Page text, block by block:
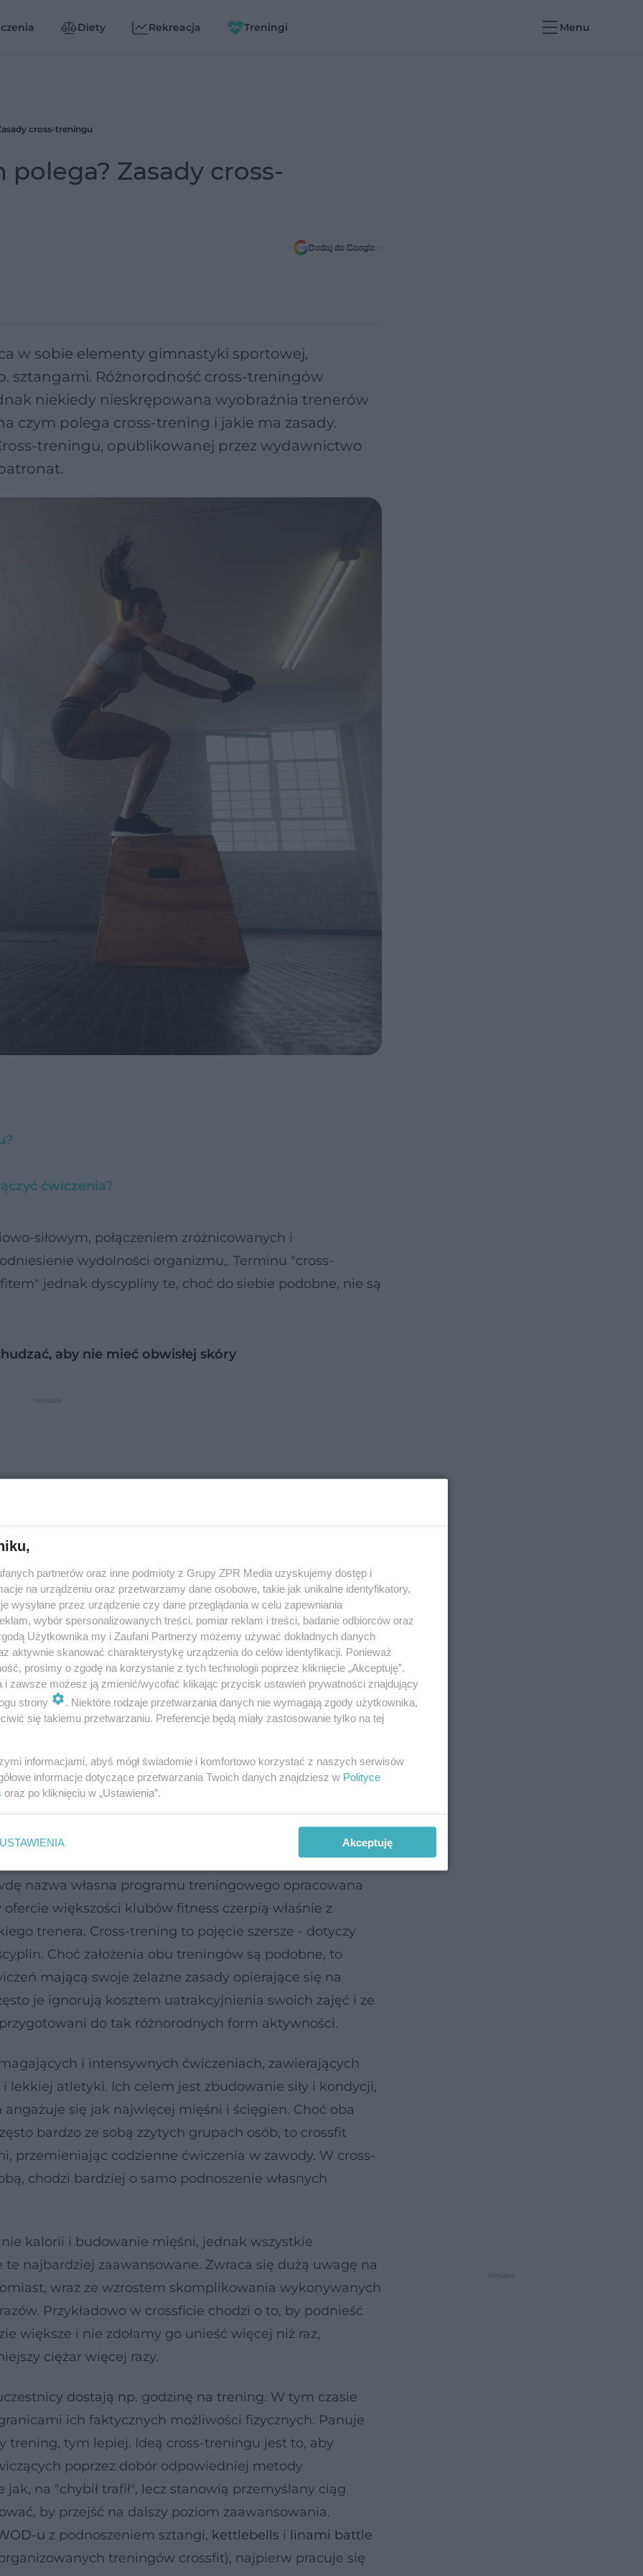
Diety Rekreacja Treningi Menu
cross-treningu
Zasady cross-
Dodaj do Google
w sobie elementy gimnastyki sportowej,
sztangami. Różnorodność cross-treningów
niekiedy nieskrępowana wyobraźnia trenerów
czym polega cross-trening i jakie ma zasady.
treningu, opublikowanej przez wydawnictwo
ćwiczenia?
siłowym, połączeniem zróżnicowanych i
wydolności organizmu,. Terminu "cross-
jednak dyscypliny te, choć do siebie podobne, nie są
aby nie mieć obwisłej skóry
szczególny rodzaj cross-
pozbawiony właściwej
Przykłady ćwiczeń z battle rope
z kettlem
nazwa własna programu treningowego opracowana
większości klubów fitness czerpią właśnie z
trenera. Cross-trening to pojęcie szersze - dotyczy
Choć założenia obu treningów są podobne, to
mającą swoje żelazne zasady opierające się na
je ignorują kosztem uatrakcyjnienia swoich zajęć i ze
do tak różnorodnych form aktywności.
i intensywnych ćwiczeniach, zawierających
lekkiej atletyki. Ich celem jest zbudowanie siły i kondycji,
się jak najwięcej mięśni i ścięgien. Choć oba
bardzo ze sobą zżytych grupach osób, to crossfit
przemieniając codzienne ćwiczenia w zawody. W cross-
chodzi bardziej o samo podnoszenie własnych
kalorii i budowanie mięśni, jednak wszystkie
najbardziej zaawansowane. Zwraca się dużą uwagę na
wraz ze wzrostem skomplikowania wykonywanych
Przykładowo w crossficie chodzi o to, by podnieść
większe i nie zdołamy go unieść więcej niż raz,
ciężar więcej razy.
dostają np. godzinę na trening. W tym czasie
ich faktycznych możliwości fizycznych. Panuje
trening, tym lepiej. Ideą cross-treningu jest to, aby
poprzez dobór odpowiedniej metody
na "chybił trafił", lecz stanowią przemyślany ciąg
by przejść na dalszy poziom zaawansowania.
u z podnoszeniem sztangi, kettlebells i linami battle
treningów crossfit), najpierw pracuje się
partnerów oraz inne podmioty z Grupy ZPR Media uzyskujemy dostęp i
na urządzeniu oraz przetwarzamy dane osobowe, takie jak unikalne identyfikatory,
wysyłane przez urządzenie czy dane przeglądania w celu zapewniania
wybór spersonalizowanych treści, pomiar reklam i treści, badanie odbiorców oraz
Użytkownika my i Zaufani Partnerzy możemy używać dokładnych danych
aktywnie skanować charakterystykę urządzenia do celów identyfikacji. Ponieważ
prosimy o zgodę na korzystanie z tych technologii poprzez kliknięcie „Akceptuję”.
i zawsze możesz ją zmienić/wycofać klikając przycisk ustawień prywatności znajdujący
strony
. Niektóre rodzaje przetwarzania danych nie wymagają zgody użytkownika,
się takiemu przetwarzaniu. Preferencje będą miały zastosowanie tylko na tej
informacjami, abyś mógł świadomie i komfortowo korzystać z naszych serwisów
informacje dotyczące przetwarzania Twoich danych znajdziesz w Polityce
oraz po kliknięciu w „Ustawienia”.
USTAWIENIA Akceptuję